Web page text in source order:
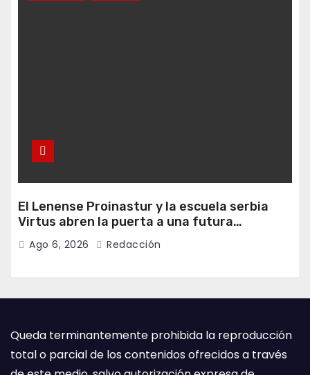
El Lenense Proinastur y la escuela serbia
Virtus abren la puerta a una futura
colaboración internacional
Ago 6, 2026 Redacción
Queda terminantemente prohibida la reproducción
total o parcial de los contenidos ofrecidos a través